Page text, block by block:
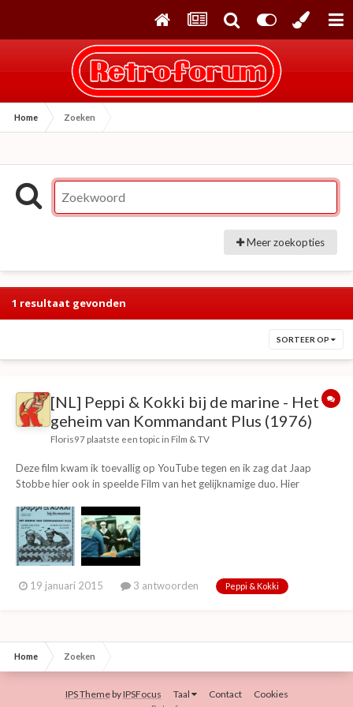
Home Zoeken
Meer zoekopties
1 resultaat gevonden
SORTEER OP
[NL] Peppi & Kokki bij de marine - Het
geheim van Kommandant Plus (1976)
Floris97 plaatste een topic in Film & TV
Deze film kwam ik toevallig op YouTube tegen en ik zag dat Jaap
Stobbe hier ook in speelde Film van het gelijknamige duo. Hier
is. Verhaal Peppi & Kokki zijn een dagje aan het strand totdat ze
plotseling een bom vinden uit...
19 januari 2015 3 antwoorden Peppi & Kokki
Home Zoeken
IPS ThemebyIPSFocus Taal Contact
Cookies